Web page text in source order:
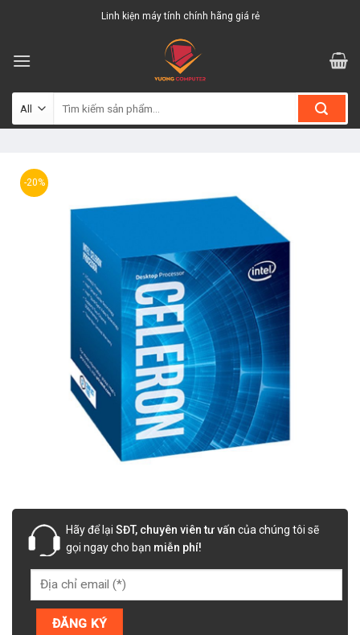
Linh kiện máy tính chính hãng giá rẻ
kiếm:
-20%
Hãy để lại SĐT, chuyên viên tư vấn của chúng tôi sẽ
gọi ngay cho bạn miễn phí!